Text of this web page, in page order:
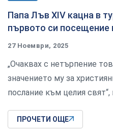
Папа Лъв XIV кацна в
първото си посещение
27 Ноември, 2025
„Очаквах с нетърпение
значението му за
послание към целия
ПРОЧЕТИ ОЩЕ